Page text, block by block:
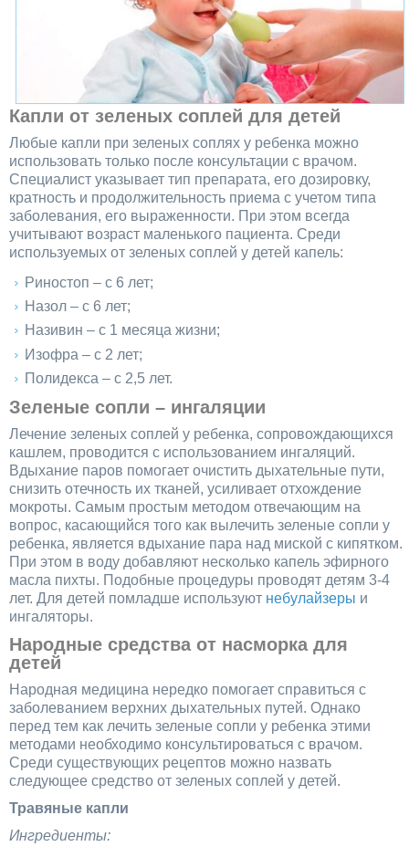
Капли от зеленых соплей для детей
Любые капли при зеленых соплях у ребенка можно
использовать только после консультации с врачом.
Специалист указывает тип препарата, его дозировку,
кратность и продолжительность приема с учетом типа
заболевания, его выраженности. При этом всегда
учитывают возраст маленького пациента. Среди
используемых от зеленых соплей у детей капель:
Риностоп – с 6 лет;
Назол – с 6 лет;
Називин – с 1 месяца жизни;
Изофра – с 2 лет;
Полидекса – с 2,5 лет.
Зеленые сопли – ингаляции
Лечение зеленых соплей у ребенка, сопровождающихся
кашлем, проводится с использованием ингаляций.
Вдыхание паров помогает очистить дыхательные пути,
снизить отечность их тканей, усиливает отхождение
мокроты. Самым простым методом отвечающим на
вопрос, касающийся того как вылечить зеленые сопли у
ребенка, является вдыхание пара над миской с кипятком.
При этом в воду добавляют несколько капель эфирного
масла пихты. Подобные процедуры проводят детям 3-4
лет. Для детей помладше используют небулайзеры и
ингаляторы.
Народные средства от насморка для
детей
Народная медицина нередко помогает справиться с
заболеванием верхних дыхательных путей. Однако
перед тем как лечить зеленые сопли у ребенка этими
методами необходимо консультироваться с врачом.
Среди существующих рецептов можно назвать
следующее средство от зеленых соплей у детей.
Травяные капли
Ингредиенты: